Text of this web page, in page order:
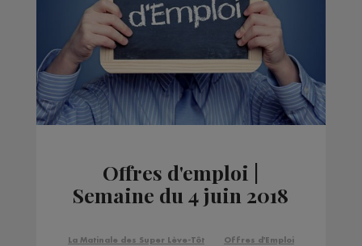
Offres d'emploi |
Semaine du 4 juin 2018
La Matinale des Super Lève-Tôt Offres d'Emploi